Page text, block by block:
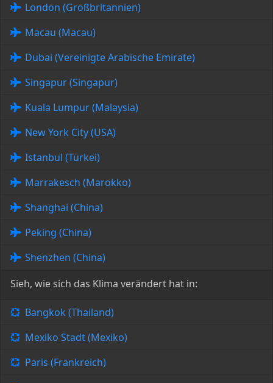
London (Großbritannien)
Macau (Macau)
Dubai (Vereinigte Arabische Emirate)
Singapur (Singapur)
Kuala Lumpur (Malaysia)
New York City (USA)
Istanbul (Türkei)
Marrakesch (Marokko)
Shanghai (China)
Peking (China)
Shenzhen (China)
Sieh, wie sich das Klima verändert hat in:
Bangkok (Thailand)
Mexiko Stadt (Mexiko)
Paris (Frankreich)